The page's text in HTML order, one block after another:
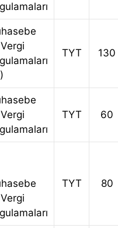
TYT 130
TYT 60
TYT 80